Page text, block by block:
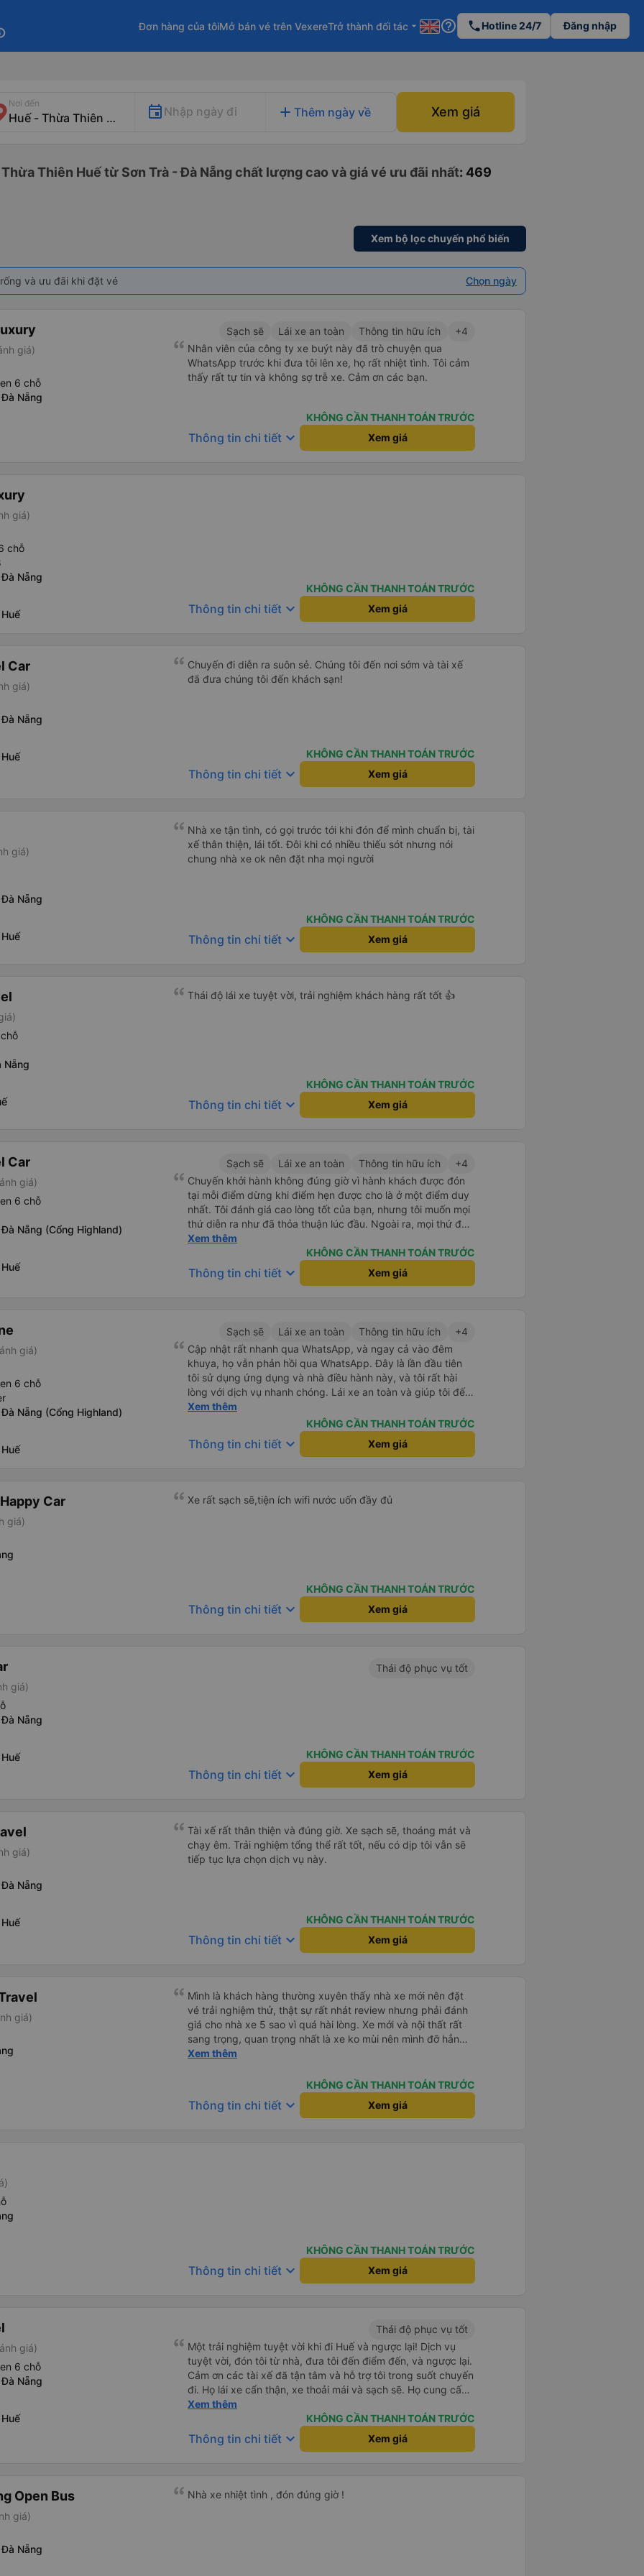
Đơn hàng của tôiMở bán vé trên VexereTrở thành đối tác arrow_drop_down help_outline phoneHotline 24/7 Đăng nhập
Nơi đến
Nhập ngày đi add Thêm ngày về Xem giá
Thiên Huế từ Sơn Trà - Đà Nẵng chất lượng cao và giá vé ưu đãi nhất: 469
Xem bộ lọc chuyến phổ biến
và ưu đãi khi đặt vé Chọn ngày
giá)
6 chỗ
Nẵng
Sạch sẽ Lái xe an toàn Thông tin hữu ích
+4
Nhân viên của công ty xe buýt này đã trò chuyện qua
WhatsApp trước khi đưa tôi lên xe, họ rất nhiệt tình. Tôi cảm
thấy rất tự tin và không sợ trễ xe. Cảm ơn các bạn.
KHÔNG CẦN THANH TOÁN TRƯỚC
Thông tin chi tiết keyboard_arrow_down Xem giá
giá)
chỗ
Nẵng
KHÔNG CẦN THANH TOÁN TRƯỚC
Thông tin chi tiết keyboard_arrow_down Xem giá
Car
giá)
Nẵng
Chuyến đi diễn ra suôn sẻ. Chúng tôi đến nơi sớm và tài xế
đã đưa chúng tôi đến khách sạn!
KHÔNG CẦN THANH TOÁN TRƯỚC
Thông tin chi tiết keyboard_arrow_down Xem giá
giá)
Nẵng
Nhà xe tận tình, có gọi trước tới khi đón để mình chuẩn bị, tài
xế thân thiện, lái tốt. Đôi khi có nhiều thiếu sót nhưng nói
chung nhà xe ok nên đặt nha mọi người
KHÔNG CẦN THANH TOÁN TRƯỚC
Thông tin chi tiết keyboard_arrow_down Xem giá
Nẵng
Thái độ lái xe tuyệt vời, trải nghiệm khách hàng rất tốt 👍
KHÔNG CẦN THANH TOÁN TRƯỚC
Thông tin chi tiết keyboard_arrow_down Xem giá
Car
giá)
6 chỗ
Nẵng (Cổng Highland)
Sạch sẽ Lái xe an toàn Thông tin hữu ích
+4
Chuyến khởi hành không đúng giờ vì hành khách được đón
tại mỗi điểm dừng khi điểm hẹn được cho là ở một điểm duy
nhất. Tôi đánh giá cao lòng tốt của bạn, nhưng tôi muốn mọi
thứ diễn ra như đã thỏa thuận lúc đầu. Ngoài ra, mọi thứ đều
ổn. Chiếc xe thoải mái và tài xế lái xe rất tốt. Cảm ơn bạn rất
Xem thêm
KHÔNG CẦN THANH TOÁN TRƯỚC
Thông tin chi tiết keyboard_arrow_down Xem giá
giá)
6 chỗ
Nẵng (Cổng Highland)
Sạch sẽ Lái xe an toàn Thông tin hữu ích
+4
Cập nhật rất nhanh qua WhatsApp, và ngay cả vào đêm
khuya, họ vẫn phản hồi qua WhatsApp. Đây là lần đầu tiên
tôi sử dụng ứng dụng và nhà điều hành này, và tôi rất hài
lòng với dịch vụ nhanh chóng. Lái xe an toàn và giúp tôi đến
khách sạn ở Huế, mặc dù tôi không báo trước khi đặt xe và
tài xế đã hỏi tôi muốn đi đâu. Tôi rất cảm kích vì họ đã đón
tôi tại địa điểm tôi muốn, không giống như các nhà điều hành
khác. Tôi đã quyết định sử dụng dịch vụ của họ một lần nữa
Xem thêm
KHÔNG CẦN THANH TOÁN TRƯỚC
Thông tin chi tiết keyboard_arrow_down Xem giá
Car
giá)
Xe rất sạch sẽ,tiện ích wifi nước uốn đầy đủ
KHÔNG CẦN THANH TOÁN TRƯỚC
Thông tin chi tiết keyboard_arrow_down Xem giá
giá)
Nẵng
Thái độ phục vụ tốt
KHÔNG CẦN THANH TOÁN TRƯỚC
Thông tin chi tiết keyboard_arrow_down Xem giá
giá)
Nẵng
Tài xế rất thân thiện và đúng giờ. Xe sạch sẽ, thoáng mát và
chạy êm. Trải nghiệm tổng thể rất tốt, nếu có dịp tôi vẫn sẽ
tiếp tục lựa chọn dịch vụ này.
KHÔNG CẦN THANH TOÁN TRƯỚC
Thông tin chi tiết keyboard_arrow_down Xem giá
giá)
Mình là khách hàng thường xuyên thấy nhà xe mới nên đặt
vé trải nghiệm thử, thật sự rất nhát review nhưng phải đánh
giá cho nhà xe 5 sao vì quá hài lòng. Xe mới và nội thất rất
sang trọng, quan trọng nhất là xe ko mùi nên mình đỡ hẳn
các triệu chứng say xe. Bác tài chạy rất êm, tốc độ đều, xe
cầu thì đây sẽ là nhà xe đầu tiên trong lựa chọn của mình.
Xem thêm
KHÔNG CẦN THANH TOÁN TRƯỚC
Thông tin chi tiết keyboard_arrow_down Xem giá
KHÔNG CẦN THANH TOÁN TRƯỚC
Thông tin chi tiết keyboard_arrow_down Xem giá
giá)
6 chỗ
Nẵng
Thái độ phục vụ tốt
Một trải nghiệm tuyệt vời khi đi Huế và ngược lại! Dịch vụ
tuyệt vời, đón tôi từ nhà, đưa tôi đến điểm đến, và ngược lại.
Cảm ơn các tài xế đã tận tâm và hỗ trợ tôi trong suốt chuyến
đi. Họ lái xe cẩn thận, xe thoải mái và sạch sẽ. Họ cung cấp
nước uống và có bộ sạc điện thoại trên xe. Hãy mang theo
dây nguồn và Wi-Fi nhé! 👍
Xem thêm
KHÔNG CẦN THANH TOÁN TRƯỚC
Thông tin chi tiết keyboard_arrow_down Xem giá
Open Bus
giá)
Nẵng
Nhà xe nhiệt tình , đón đúng giờ !